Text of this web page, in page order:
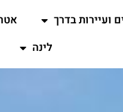
ועיירות בדרך
לינה